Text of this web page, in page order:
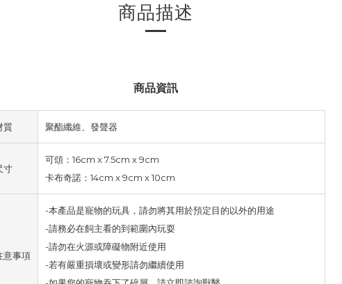
商品描述
商品資訊
質 聚酯纖維、發聲器
寸
可頌：16cm x 7.5cm x 9cm
卡布奇諾：14cm x 9cm x 10cm
意事項
-本產品是寵物的玩具，請勿將其用於預定目的以外的用途
-請務必在飼主看的到範圍內玩耍
-請勿在火源或障礙物附近使用
-若有嚴重損壞或變形請勿繼續使用